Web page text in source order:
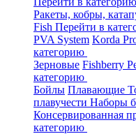
Ракеты, кобры,
Fish Перейти в
PVA System Korda
категорию
Зерновые Fishberry
категорию
Бойлы Плавающие
плавучести Наборы
Консервированная
категорию